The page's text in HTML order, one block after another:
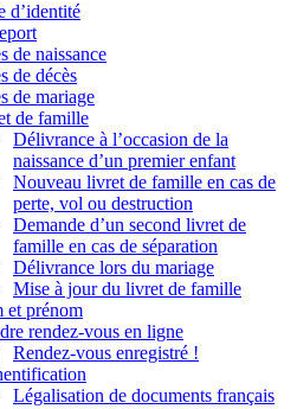
d’identité
de naissance
de décès
de mariage
de famille
Délivrance à l’occasion de la
naissance d’un premier enfant
Nouveau livret de famille en cas de
perte, vol ou destruction
Demande d’un second livret de
famille en cas de séparation
Délivrance lors du mariage
Mise à jour du livret de famille
et prénom
rendez-vous en ligne
Rendez-vous enregistré !
Légalisation de documents français